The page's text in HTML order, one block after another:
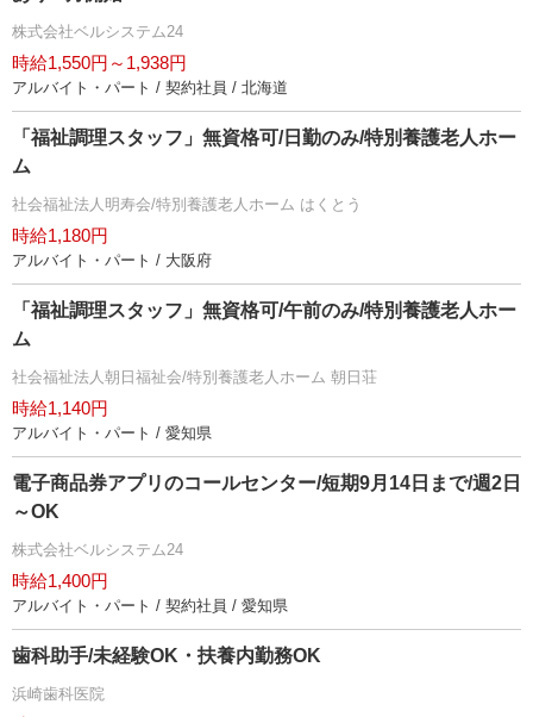
株式会社ベルシステム24
時給1,550円～1,938円
アルバイト・パート / 契約社員 / 北海道
「福祉調理スタッフ」無資格可/日勤のみ/特別養護老人ホー
ム
社会福祉法人明寿会/特別養護老人ホーム はくとう
時給1,180円
アルバイト・パート / 大阪府
「福祉調理スタッフ」無資格可/午前のみ/特別養護老人ホー
ム
社会福祉法人朝日福祉会/特別養護老人ホーム 朝日荘
時給1,140円
アルバイト・パート / 愛知県
電子商品券アプリのコールセンター/短期9月14日まで/週2日
～OK
株式会社ベルシステム24
時給1,400円
アルバイト・パート / 契約社員 / 愛知県
歯科助手/未経験OK・扶養内勤務OK
浜崎歯科医院